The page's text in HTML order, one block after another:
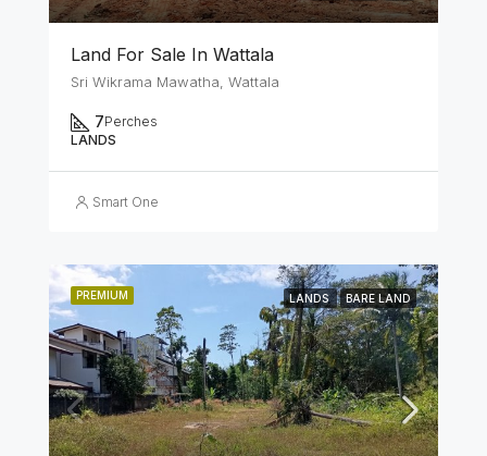
Land For Sale In Wattala
Sri Wikrama Mawatha, Wattala
7Perches
LANDS
Smart One
PREMIUM LANDS BARE LAND